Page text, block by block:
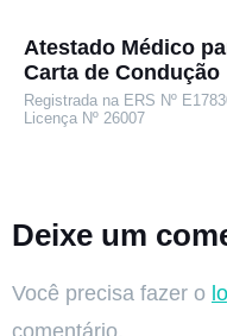
Atestado Médico
Carta de Condução
Registrada na ERS Nº
Licença Nº 26007
Deixe um
Você precisa fazer o